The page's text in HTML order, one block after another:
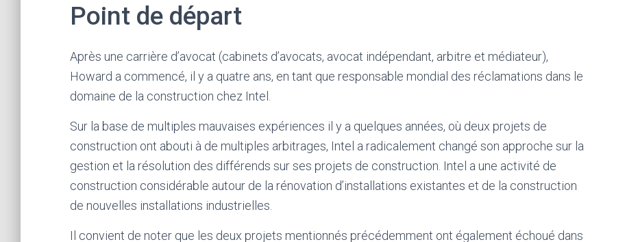
Point de départ
Après une carrière d’avocat (cabinets d’avocats, avocat indépendant, arbitre et médiateur),
Howard a commencé, il y a quatre ans, en tant que responsable mondial des réclamations dans le
domaine de la construction chez Intel.
Sur la base de multiples mauvaises expériences il y a quelques années, où deux projets de
construction ont abouti à de multiples arbitrages, Intel a radicalement changé son approche sur la
gestion et la résolution des différends sur ses projets de construction. Intel a une activité de
construction considérable autour de la rénovation d’installations existantes et de la construction
de nouvelles installations industrielles.
Il convient de noter que les deux projets mentionnés précédemment ont également échoué dans